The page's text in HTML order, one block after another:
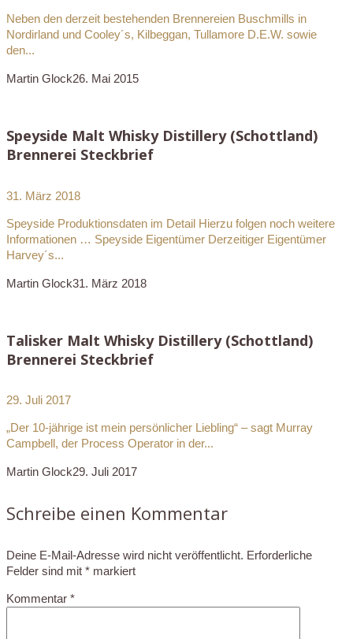
Neben den derzeit bestehenden Brennereien Buschmills in
Nordirland und Cooley´s, Kilbeggan, Tullamore D.E.W. sowie
den...
Martin Glock26. Mai 2015
Speyside Malt Whisky Distillery (Schottland)
Brennerei Steckbrief
31. März 2018
Speyside Produktionsdaten im Detail Hierzu folgen noch weitere
Informationen … Speyside Eigentümer Derzeitiger Eigentümer
Harvey´s...
Martin Glock31. März 2018
Talisker Malt Whisky Distillery (Schottland)
Brennerei Steckbrief
29. Juli 2017
„Der 10-jährige ist mein persönlicher Liebling“ – sagt Murray
Campbell, der Process Operator in der...
Martin Glock29. Juli 2017
Schreibe einen Kommentar
Deine E-Mail-Adresse wird nicht veröffentlicht. Erforderliche
Felder sind mit * markiert
Kommentar *